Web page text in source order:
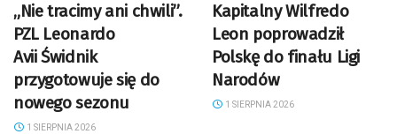
„Nie tracimy ani chwili”.
PZL Leonardo
Avii Świdnik
przygotowuje się do
nowego sezonu
1 SIERPNIA 2026
Kapitalny Wilfredo
Leon poprowadził
Polskę do finału Ligi
Narodów
1 SIERPNIA 2026